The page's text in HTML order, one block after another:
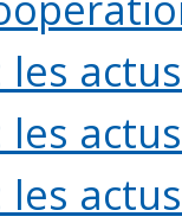
les
les
les